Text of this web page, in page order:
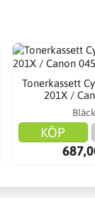
Tonerkassett
201X /
KÖP